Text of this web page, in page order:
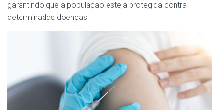
garantindo que a população esteja protegida contra
determinadas doenças.